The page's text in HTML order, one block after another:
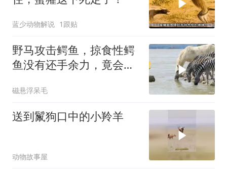
蓝少动物解说 1跟贴
野马攻击鳄鱼，掠食性鳄
鱼没有还手余力，竟会发
磁悬浮呆毛
送到鬣狗口中的小羚羊
动物故事屋